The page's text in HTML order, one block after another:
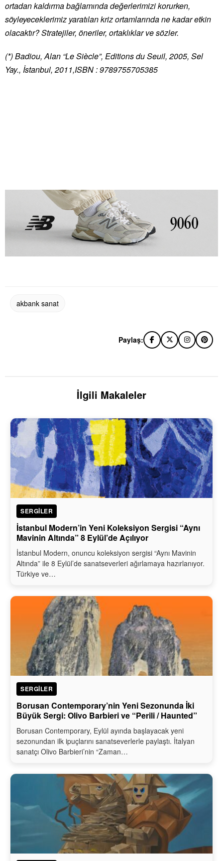
ortadan kaldırma bağlamında değerlerimizi korurken,
söyleyeceklerimiz yaratılan kriz ortamlarında ne kadar etkin
olacaktır? Stratejiler, öneriler, ortaklıklar ve sözler.
(*) Badiou, Alan “Le Siècle”, Editions du Seuil, 2005, Sel
Yay., İstanbul, 2011,ISBN : 9789755705385
akbank sanat
Paylaş:
İlgili Makaleler
SERGILER
İstanbul Modern’in Yeni Koleksiyon Sergisi “Aynı
Mavinin Altında” 8 Eylül’de Açılıyor
İstanbul Modern, onuncu koleksiyon sergisi “Aynı Mavinin
Altında” ile 8 Eylül’de sanatseverleri ağırlamaya hazırlanıyor.
Türkiye ve…
SERGILER
Borusan Contemporary’nin Yeni Sezonunda İki
Büyük Sergi: Olivo Barbieri ve “Perili / Haunted”
Borusan Contemporary, Eylül ayında başlayacak yeni
sezonundan ilk ipuçlarını sanatseverlerle paylaştı. İtalyan
sanatçı Olivo Barbieri’nin “Zaman…